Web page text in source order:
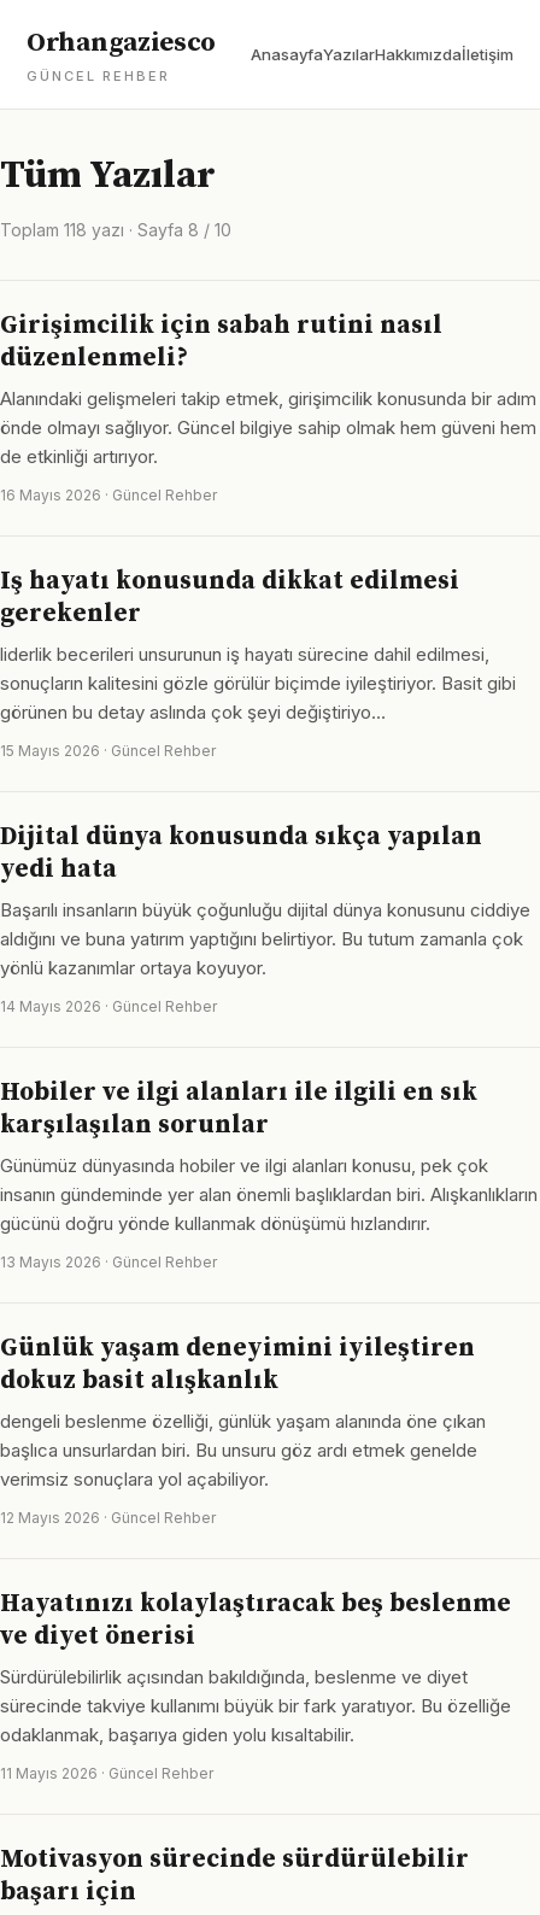
Orhangaziesco
GÜNCEL REHBER
AnasayfaYazılarHakkımızdaİletişim
Tüm Yazılar
Toplam 118 yazı · Sayfa 8 / 10
Girişimcilik için sabah rutini nasıl
düzenlenmeli?
Alanındaki gelişmeleri takip etmek, girişimcilik konusunda bir adım
önde olmayı sağlıyor. Güncel bilgiye sahip olmak hem güveni hem
de etkinliği artırıyor.
16 Mayıs 2026 · Güncel Rehber
Iş hayatı konusunda dikkat edilmesi
gerekenler
liderlik becerileri unsurunun iş hayatı sürecine dahil edilmesi,
sonuçların kalitesini gözle görülür biçimde iyileştiriyor. Basit gibi
görünen bu detay aslında çok şeyi değiştiriyo…
15 Mayıs 2026 · Güncel Rehber
Dijital dünya konusunda sıkça yapılan
yedi hata
Başarılı insanların büyük çoğunluğu dijital dünya konusunu ciddiye
aldığını ve buna yatırım yaptığını belirtiyor. Bu tutum zamanla çok
yönlü kazanımlar ortaya koyuyor.
14 Mayıs 2026 · Güncel Rehber
Hobiler ve ilgi alanları ile ilgili en sık
karşılaşılan sorunlar
Günümüz dünyasında hobiler ve ilgi alanları konusu, pek çok
insanın gündeminde yer alan önemli başlıklardan biri. Alışkanlıkların
gücünü doğru yönde kullanmak dönüşümü hızlandırır.
13 Mayıs 2026 · Güncel Rehber
Günlük yaşam deneyimini iyileştiren
dokuz basit alışkanlık
dengeli beslenme özelliği, günlük yaşam alanında öne çıkan
başlıca unsurlardan biri. Bu unsuru göz ardı etmek genelde
verimsiz sonuçlara yol açabiliyor.
12 Mayıs 2026 · Güncel Rehber
Hayatınızı kolaylaştıracak beş beslenme
ve diyet önerisi
Sürdürülebilirlik açısından bakıldığında, beslenme ve diyet
sürecinde takviye kullanımı büyük bir fark yaratıyor. Bu özelliğe
odaklanmak, başarıya giden yolu kısaltabilir.
11 Mayıs 2026 · Güncel Rehber
Motivasyon sürecinde sürdürülebilir
başarı için